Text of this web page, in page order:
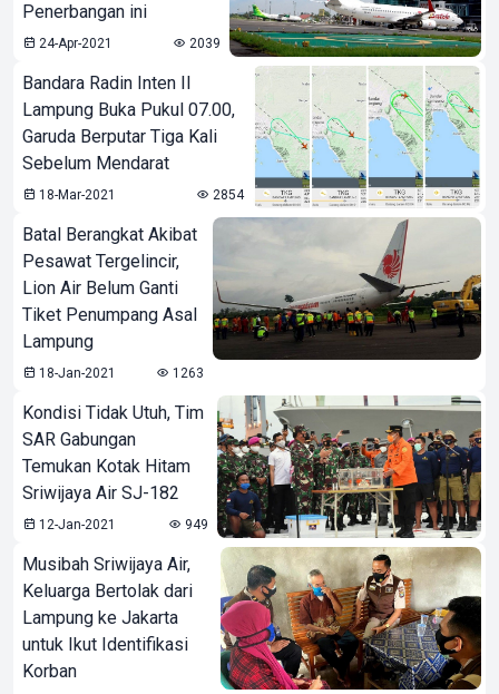
Penerbangan ini
24-Apr-2021 2039
Bandara Radin Inten II
Lampung Buka Pukul 07.00,
Garuda Berputar Tiga Kali
Sebelum Mendarat
18-Mar-2021 2854
Batal Berangkat Akibat
Pesawat Tergelincir,
Lion Air Belum Ganti
Tiket Penumpang Asal
Lampung
18-Jan-2021 1263
Kondisi Tidak Utuh, Tim
SAR Gabungan
Temukan Kotak Hitam
Sriwijaya Air SJ-182
12-Jan-2021 949
Musibah Sriwijaya Air,
Keluarga Bertolak dari
Lampung ke Jakarta
untuk Ikut Identifikasi
Korban